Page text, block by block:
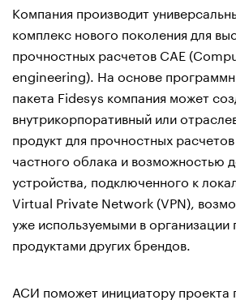
Компания производит
комплекс нового поколения для
прочностных расчетов СAE
engineering). На основе
пакета Fidesys компания может
внутрикорпоративный или
продукт для прочностных
частного облака и возможностью
устройства, подключенного к
Virtual Private Network (VPN),
уже используемыми в
продуктами других брендов.
АСИ поможет инициатору проекта